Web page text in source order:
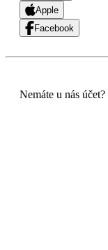
Apple
Facebook
Nemáte u nás účet?